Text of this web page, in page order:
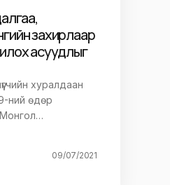
захирлаар
асуудлыг
хуралдаан
ний өдөр
09/07/2021